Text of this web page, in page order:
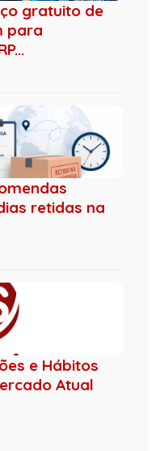
gratuito de
para
retidas na
e Hábitos
Atual